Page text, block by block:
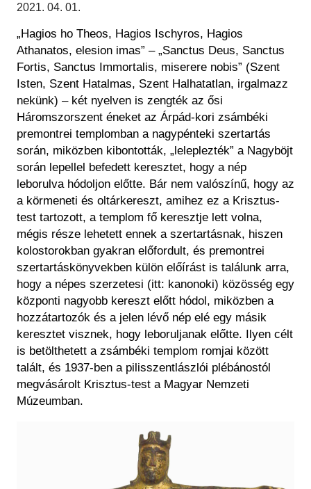
Régészet
Felnőttképzés
Közérdekű adatok
Történeti Fényképtár
Éremtár
Adattár
Központi Könyvtár
2021. 04. 01.
„Hagios ho Theos, Hagios Ischyros, Hagios
Athanatos, elesion imas” – „Sanctus Deus, Sanctus
Fortis, Sanctus Immortalis, miserere nobis” (Szent
Isten, Szent Hatalmas, Szent Halhatatlan, irgalmazz
nekünk) – két nyelven is zengték az ősi
Háromszorszent éneket az Árpád-kori zsámbéki
premontrei templomban a nagypénteki szertartás
során, miközben kibontották, „leleplezték” a Nagyböjt
során lepellel befedett keresztet, hogy a nép
leborulva hódoljon előtte. Bár nem valószínű, hogy az
a körmeneti és oltárkereszt, amihez ez a Krisztus-
test tartozott, a templom fő keresztje lett volna,
mégis része lehetett ennek a szertartásnak, hiszen
kolostorokban gyakran előfordult, és premontrei
szertartáskönyvekben külön előírást is találunk arra,
hogy a népes szerzetesi (itt: kanonoki) közösség egy
központi nagyobb kereszt előtt hódol, miközben a
hozzátartozók és a jelen lévő nép elé egy másik
keresztet visznek, hogy leboruljanak előtte. Ilyen célt
is betölthetett a zsámbéki templom romjai között
talált, és 1937-ben a pilisszentlászlói plébánostól
megvásárolt Krisztus-test a Magyar Nemzeti
Múzeumban.